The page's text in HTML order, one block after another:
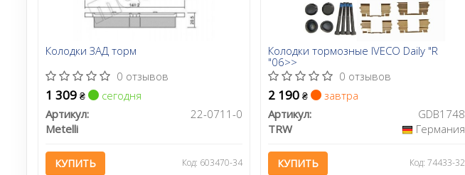
Колодки ЗАД торм
0 отзывов
1 309 ₴
сегодня
Артикул:
22-0711-0
Metelli
КУПИТЬ Код: 603470-34
Колодки тормозные IVECO Daily "R
"06>>
0 отзывов
2 190 ₴
завтра
Артикул:
GDB1748
TRW
Германия
КУПИТЬ Код: 74433-32